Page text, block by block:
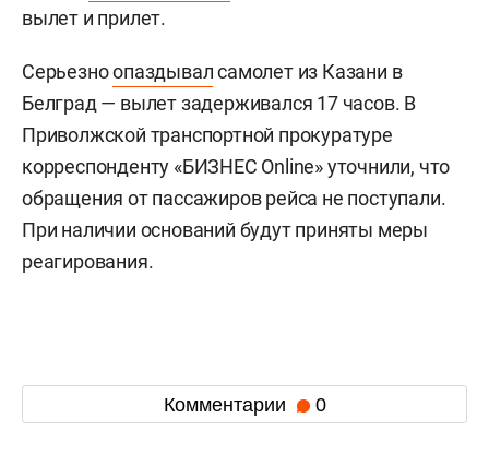
вылет и прилет.
Серьезноопаздывалсамолет из Казани в
Белград — вылет задерживался 17 часов. В
Приволжской транспортной прокуратуре
корреспонденту «БИЗНЕС Online» уточнили, что
обращения от пассажиров рейса не поступали.
При наличии оснований будут приняты меры
реагирования.
Комментарии 0